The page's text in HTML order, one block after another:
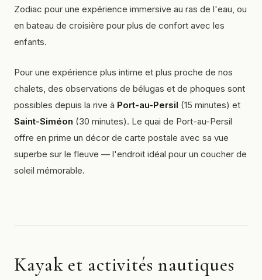
Zodiac pour une expérience immersive au ras de l'eau, ou
en bateau de croisière pour plus de confort avec les
enfants.
Pour une expérience plus intime et plus proche de nos
chalets, des observations de bélugas et de phoques sont
possibles depuis la rive à Port-au-Persil (15 minutes) et
Saint-Siméon (30 minutes). Le quai de Port-au-Persil
offre en prime un décor de carte postale avec sa vue
superbe sur le fleuve — l'endroit idéal pour un coucher de
soleil mémorable.
Kayak et activités nautiques